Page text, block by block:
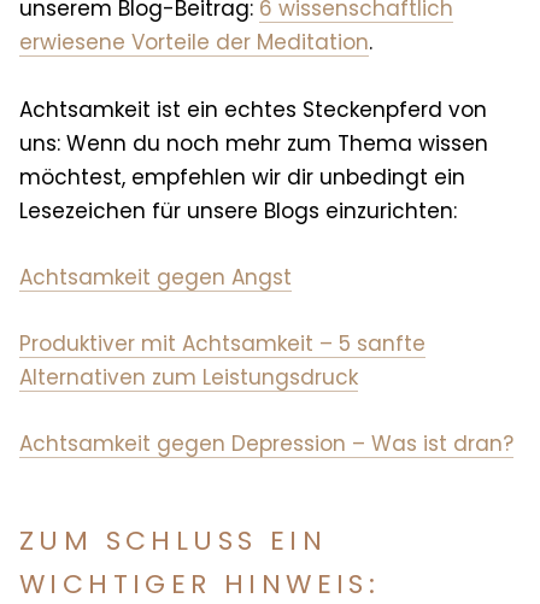
unserem Blog-Beitrag: 6 wissenschaftlich
erwiesene Vorteile der Meditation.
Achtsamkeit ist ein echtes Steckenpferd von
uns: Wenn du noch mehr zum Thema wissen
möchtest, empfehlen wir dir unbedingt ein
Lesezeichen für unsere Blogs einzurichten:
Achtsamkeit gegen Angst
Produktiver mit Achtsamkeit – 5 sanfte
Alternativen zum Leistungsdruck
Achtsamkeit gegen Depression – Was ist dran?
ZUM SCHLUSS EIN
WICHTIGER HINWEIS: